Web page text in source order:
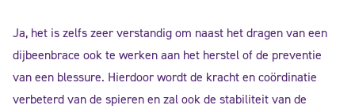
Ja, het is zelfs zeer verstandig om naast het dragen van een
dijbeenbrace ook te werken aan het herstel of de preventie
van een blessure. Hierdoor wordt de kracht en coördinatie
verbeterd van de spieren en zal ook de stabiliteit van de